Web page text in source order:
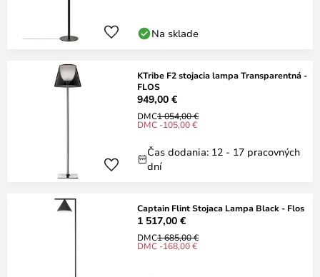
Na sklade
KTribe F2 stojacia lampa Transparentná -
FLOS
949,00 €
DMC1 054,00 €
DMC -105,00 €
Čas dodania: 12 - 17 pracovných
dní
Captain Flint Stojaca Lampa Black - Flos
1 517,00 €
DMC1 685,00 €
DMC -168,00 €